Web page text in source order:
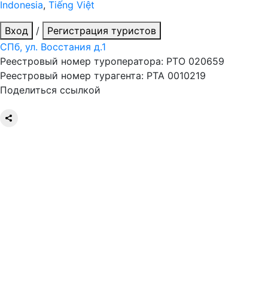
Indonesia, Tiếng Việt
Вход /
Регистрация туристов
СПб, ул. Восстания д.1
Реестровый номер туроператора: РТО 020659
Реестровый номер турагента: РТА 0010219
Поделиться ссылкой